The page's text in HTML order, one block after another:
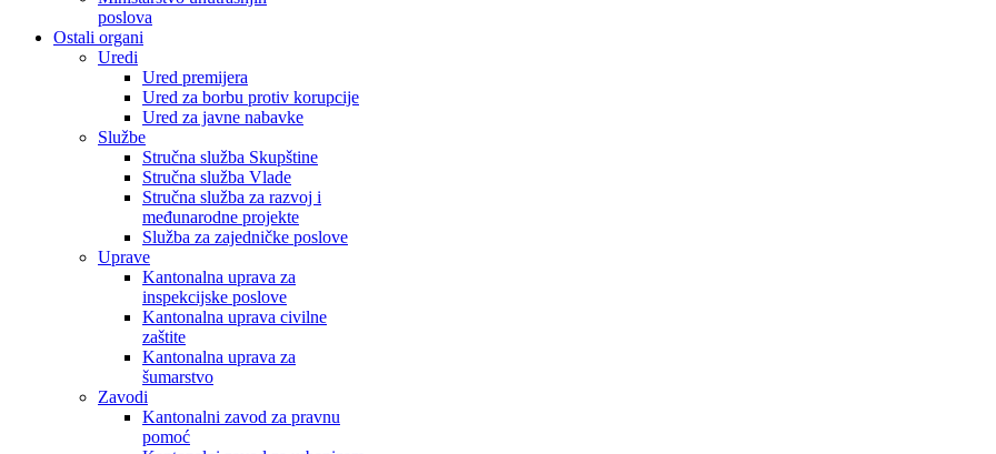
poslova
Ostali organi
Uredi
Ured premijera
Ured za borbu protiv korupcije
Ured za javne nabavke
Službe
Stručna služba Skupštine
Stručna služba Vlade
Stručna služba za razvoj i
međunarodne projekte
Služba za zajedničke poslove
Uprave
Kantonalna uprava za
inspekcijske poslove
Kantonalna uprava civilne
zaštite
Kantonalna uprava za
šumarstvo
Zavodi
Kantonalni zavod za pravnu
pomoć